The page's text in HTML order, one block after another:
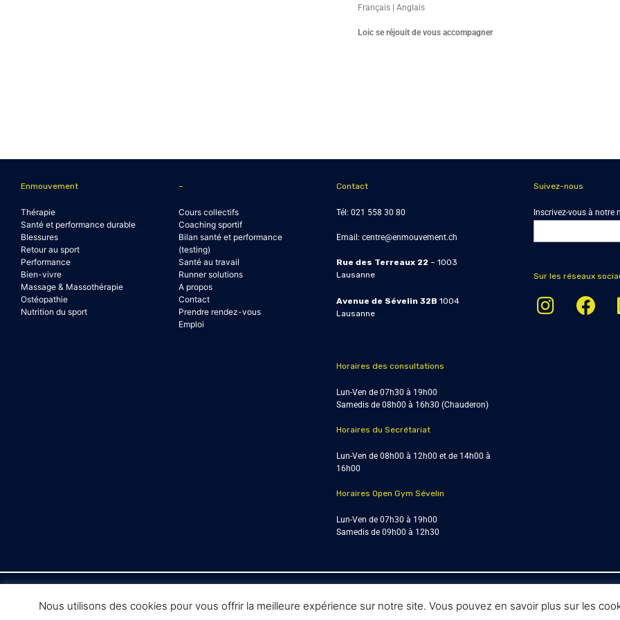
Français | Anglais
Loic se réjouit de vous accompagner
Enmouvement
Thérapie
Santé et performance durable
Blessures
Retour au sport
Performance
Bien-vivre
Massage & Massothérapie
Ostéopathie
Nutrition du sport
–
Cours collectifs
Coaching sportif
Bilan santé et performance
(testing)
Santé au travail
Runner solutions
A propos
Contact
Prendre rendez-vous
Emploi
Contact
Tél: 021 558 30 80
Email: centre@enmouvement.ch
Rue des Terreaux 22 – 1003
Lausanne
Avenue de Sévelin 32B 1004
Lausanne
Horaires des consultations
Lun-Ven de 07h30 à 19h00
Samedis de 08h00 à 16h30 (Chauderon)
Horaires du Secrétariat
Lun-Ven de 08h00 à 12h00 et de 14h00 à
16h00
Horaires Open Gym Sévelin
Lun-Ven de 07h30 à 19h00
Samedis de 09h00 à 12h30
Suivez-nous
Inscrivez-vous à notre
Sur les réseaux
© Enmouvement 2025 | Conditions générales
Nous utilisons des cookies pour vous offrir la meilleure expérience sur notre site. Vous pouvez en savoir plus sur les